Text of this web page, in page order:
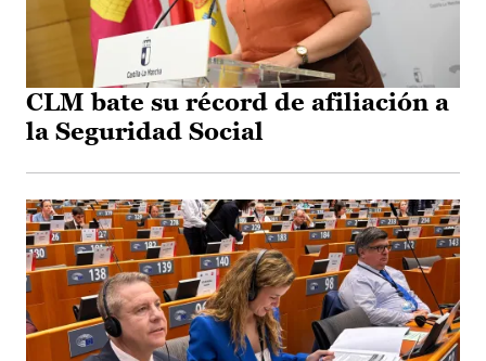
CLM bate su récord de afiliación a
la Seguridad Social